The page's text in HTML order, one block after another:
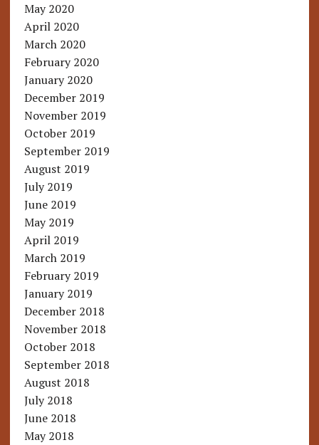
May 2020
April 2020
March 2020
February 2020
January 2020
December 2019
November 2019
October 2019
September 2019
August 2019
July 2019
June 2019
May 2019
April 2019
March 2019
February 2019
January 2019
December 2018
November 2018
October 2018
September 2018
August 2018
July 2018
June 2018
May 2018